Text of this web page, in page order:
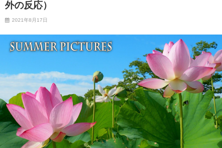
海外「あるある！」日本を旅行した外国人が患う新たな症状
「日本後PTSD」に海外が大騒ぎ
当の理由に海外が大騒ぎ
海外「日本なんて行くんじゃなかった…」 日本を知ってしま
ったディズニー信者、帰国後『本家』に失望...
海外「全部日本の真似だったのか…」 日本の普通のテレビ番
組が最新SNSの数十年先を行っていたと話...
欧州「日本だけ反則だろ…」 世界の『日本びいき』にヨーロ
ッパ全土から不満の声
海外「日本でこれが可能なのはアメリカと何が違うから？」
日本の豪華列車の動画が話題に（海外の反応）
海外「通勤途中に毎日これを見ることを想像してほしい」日
外の反応）
2021年8月17日